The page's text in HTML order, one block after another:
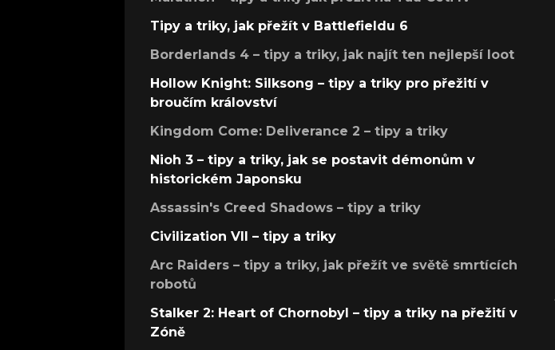
Tipy a triky, jak přežít v Battlefieldu 6
Borderlands 4 – tipy a triky, jak najít ten nejlepší loot
Hollow Knight: Silksong – tipy a triky pro přežití v
broučím království
Kingdom Come: Deliverance 2 – tipy a triky
Nioh 3 – tipy a triky, jak se postavit démonům v
historickém Japonsku
Assassin's Creed Shadows – tipy a triky
Civilization VII – tipy a triky
Arc Raiders – tipy a triky, jak přežít ve světě smrtících
robotů
Stalker 2: Heart of Chornobyl – tipy a triky na přežití v
Zóně